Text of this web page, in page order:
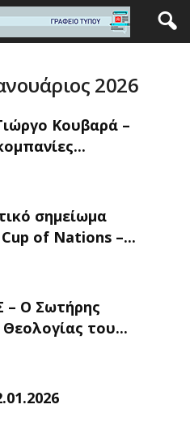
2026
Κουβαρά –
σημείωμα
of Nations –...
Ο Σωτήρης
του...